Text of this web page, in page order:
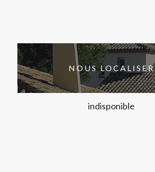
NOUS LOCALISER
indisponible